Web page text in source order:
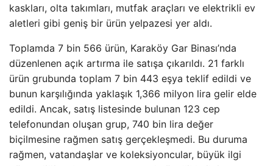
kaskları, olta takımları, mutfak araçları ve elektrikli ev
aletleri gibi geniş bir ürün yelpazesi yer aldı.
Toplamda 7 bin 566 ürün, Karaköy Gar Binası’nda
düzenlenen açık artırma ile satışa çıkarıldı. 21 farklı
ürün grubunda toplam 7 bin 443 eşya teklif edildi ve
bunun karşılığında yaklaşık 1,366 milyon lira gelir elde
edildi. Ancak, satış listesinde bulunan 123 cep
telefonundan oluşan grup, 740 bin lira değer
biçilmesine rağmen satış gerçekleşmedi. Bu duruma
rağmen, vatandaşlar ve koleksiyoncular, büyük ilgi